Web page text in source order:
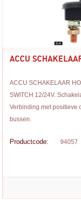
ACCU
ACCU SCHAKELAAR
SWITCH 12/24V.
Verbinding met positieve
bussen.
Productcode: 94057